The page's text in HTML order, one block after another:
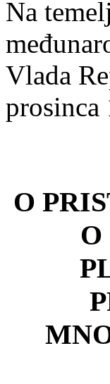
Na
Vlada
prosinca
O